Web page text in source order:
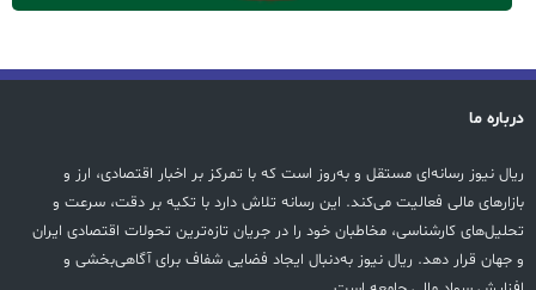
درباره ما
ریال نیوز رسانه‌ای مستقل و به‌روز است که با تمرکز بر اخبار اقتصادی، ارز و
بازارهای مالی فعالیت می‌کند. این رسانه تلاش دارد با تکیه بر دقت، سرعت و
تحلیل‌های کارشناسی، مخاطبان خود را در جریان تازه‌ترین تحولات اقتصادی ایران
و جهان قرار دهد. ریال نیوز به‌دنبال ایجاد فضایی شفاف برای آگاهی‌بخشی و